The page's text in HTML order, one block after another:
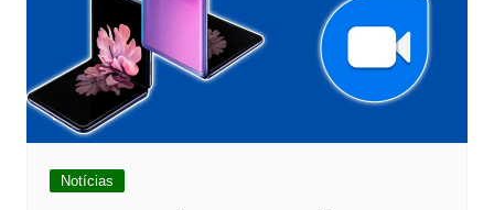
Notícias